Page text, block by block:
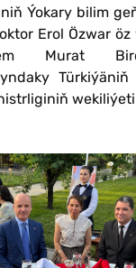
Ýokary bilim
Erol Özwar
Murat